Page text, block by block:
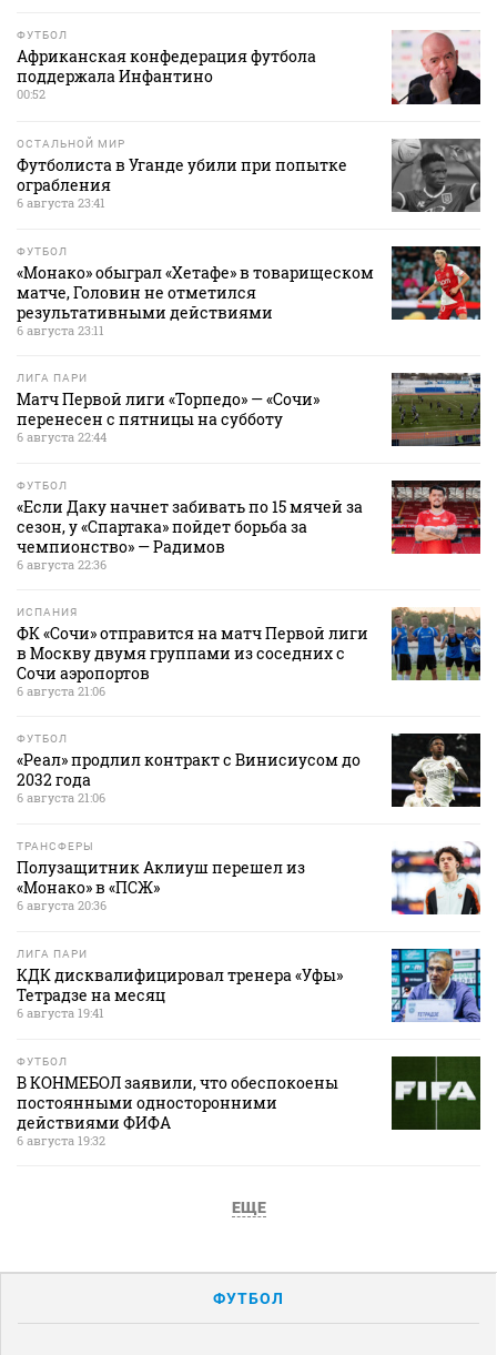
ФУТБОЛ
Африканская конфедерация футбола
поддержала Инфантино
00:52
ОСТАЛЬНОЙ МИР
Футболиста в Уганде убили при попытке
ограбления
6 августа 23:41
ФУТБОЛ
«Монако» обыграл «Хетафе» в товарищеском
матче, Головин не отметился
результативными действиями
6 августа 23:11
ЛИГА ПАРИ
Матч Первой лиги «Торпедо» — «Сочи»
перенесен с пятницы на субботу
6 августа 22:44
ФУТБОЛ
«Если Даку начнет забивать по 15 мячей за
сезон, у «Спартака» пойдет борьба за
чемпионство» — Радимов
6 августа 22:36
ИСПАНИЯ
ФК «Сочи» отправится на матч Первой лиги
в Москву двумя группами из соседних с
Сочи аэропортов
6 августа 21:06
ФУТБОЛ
«Реал» продлил контракт с Винисиусом до
2032 года
6 августа 21:06
ТРАНСФЕРЫ
Полузащитник Аклиуш перешел из
«Монако» в «ПСЖ»
6 августа 20:36
ЛИГА ПАРИ
КДК дисквалифицировал тренера «Уфы»
Тетрадзе на месяц
6 августа 19:41
ФУТБОЛ
В КОНМЕБОЛ заявили, что обеспокоены
постоянными односторонними
действиями ФИФА
6 августа 19:32
ЕЩЕ
ФУТБОЛ